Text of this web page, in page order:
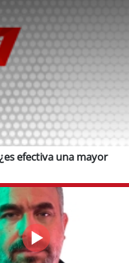
efectiva una mayor